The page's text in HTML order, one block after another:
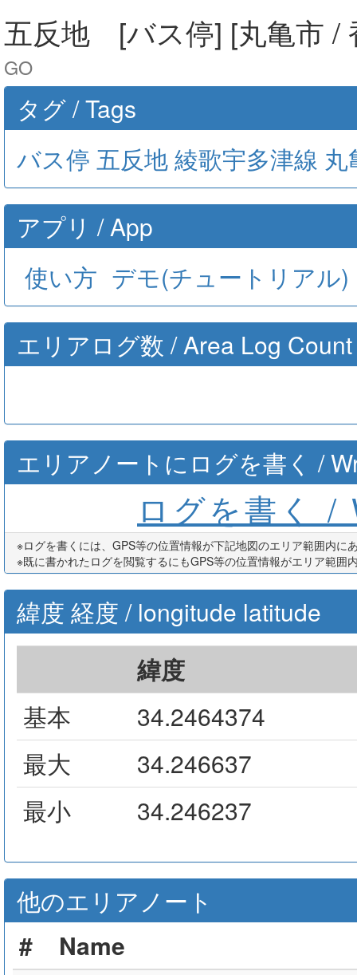
五反地 [バス停] [丸亀市 /
GO
タグ / Tags
バス停 五反地綾歌宇多津線 丸
アプリ / App
使い方 デモ(チュートリアル)
エリアログ数 / Area Log Count
エリアノートにログを書く /
ログを書く
※ログを書くには、GPS等の位置情報が下記地図のエリア範囲内に
※既に書かれたログを閲覧するにもGPS等の位置情報がエリア範囲
緯度 経度 / longitude latitude
緯度
基本
34.2464374
最大
34.246637
最小
34.246237
他のエリアノート
#
Name